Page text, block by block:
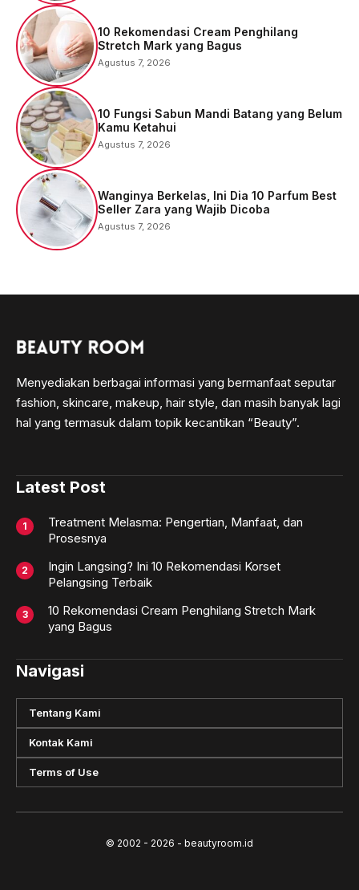
10 Rekomendasi Cream Penghilang
Stretch Mark yang Bagus
Agustus 7, 2026
10 Fungsi Sabun Mandi Batang yang Belum
Kamu Ketahui
Agustus 7, 2026
Wanginya Berkelas, Ini Dia 10 Parfum Best
Seller Zara yang Wajib Dicoba
Agustus 7, 2026
Menyediakan berbagai informasi yang bermanfaat seputar
fashion, skincare, makeup, hair style, dan masih banyak lagi
hal yang termasuk dalam topik kecantikan “Beauty”.
Latest Post
Treatment Melasma: Pengertian, Manfaat, dan
Prosesnya
Ingin Langsing? Ini 10 Rekomendasi Korset
Pelangsing Terbaik
10 Rekomendasi Cream Penghilang Stretch Mark
yang Bagus
Navigasi
Tentang Kami
Kontak Kami
Terms of Use
© 2002 - 2026 - beautyroom.id